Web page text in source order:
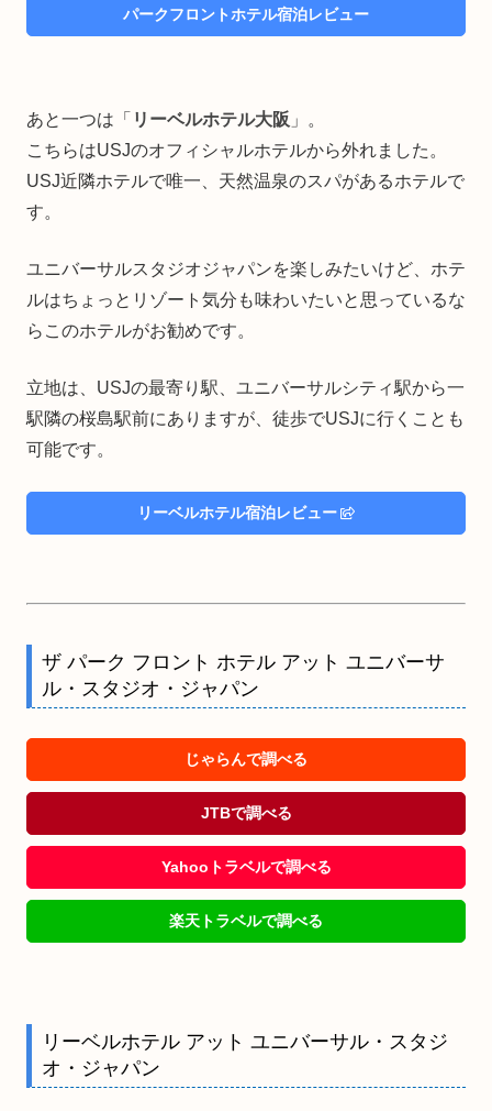
パークフロントホテル宿泊レビュー
あと一つは「 リーベルホテル大阪 」。
こちらはUSJのオフィシャルホテルから外れました。
USJ近隣ホテルで唯一、天然温泉のスパがあるホテルで
す。
ユニバーサルスタジオジャパンを楽しみたいけど、ホテ
ルはちょっとリゾート気分も味わいたいと思っているな
らこのホテルがお勧めです。
立地は、USJの最寄り駅、ユニバーサルシティ駅から一
駅隣の桜島駅前にありますが、徒歩でUSJに行くことも
可能です。
リーベルホテル宿泊レビュー
ザ パーク フロント ホテル アット ユニバーサ
ル・スタジオ・ジャパン
じゃらんで調べる
JTBで調べる
Yahooトラベルで調べる
楽天トラベルで調べる
リーベルホテル アット ユニバーサル・スタジ
オ・ジャパン